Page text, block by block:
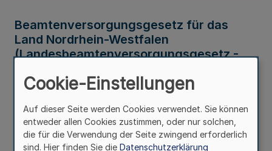
Beamtenversorgungsgesetz für das
Land Nordrhein-Westfalen
(Landesbeamtenversorgungsgesetz -
Gesetz
Cookie-Einstellungen
Auf dieser Seite werden Cookies verwendet. Sie können
entweder allen Cookies zustimmen, oder nur solchen,
die für die Verwendung der Seite zwingend erforderlich
sind. Hier finden Sie die Datenschutzerklärung